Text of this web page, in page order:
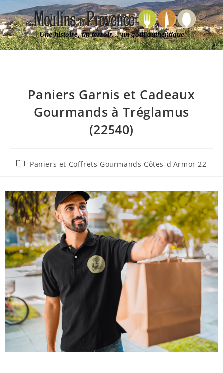
Une histoire, un terroir… un goût authentique
Paniers Garnis et Cadeaux
Gourmands à Tréglamus
(22540)
Paniers et Coffrets Gourmands Côtes-d'Armor 22